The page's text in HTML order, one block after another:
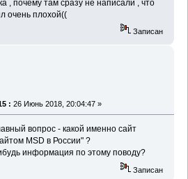
, почему там сразу не написали , что
очень плохой((
Записан
: 26 Июнь 2018, 20:04:47 »
вопрос - какой именно сайт
MSD в России" ?
информация по этому поводу?
Записан